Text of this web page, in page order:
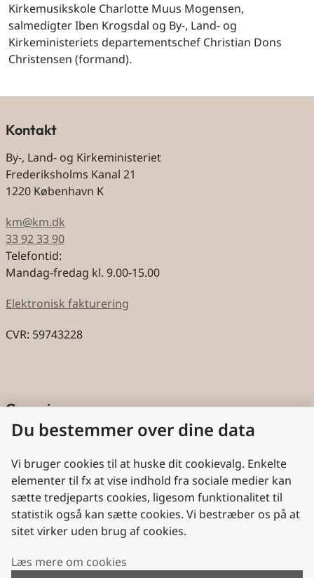
Kirkemusikskole Charlotte Muus Mogensen,
salmedigter Iben Krogsdal og By-, Land- og
Kirkeministeriets departementschef Christian Dons
Christensen (formand).
Kontakt
By-, Land- og Kirkeministeriet
Frederiksholms Kanal 21
1220 København K
km@km.dk
33 92 33 90
Telefontid:
Mandag-fredag kl. 9.00-15.00
Elektronisk fakturering
CVR: 59743228
Genveje
Cookies
Aktindsigt
Persondatabeskyttelse
Nyttige links
Plan- og Landdistriktsstyrelsen
Du bestemmer over dine data
Vi bruger cookies til at huske dit cookievalg. Enkelte
elementer til fx at vise indhold fra sociale medier kan
sætte tredjeparts cookies, ligesom funktionalitet til
statistik også kan sætte cookies. Vi bestræber os på at
sitet virker uden brug af cookies.
Læs mere om cookies